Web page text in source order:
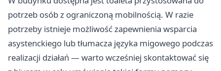
potrzeb osób z ograniczoną mobilnością. W razie
potrzeby istnieje możliwość zapewnienia wsparcia
asystenckiego lub tłumacza języka migowego podczas
realizacji działań — warto wcześniej skontaktować się